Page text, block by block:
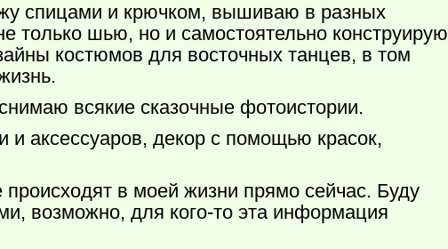
спицами и крючком, вышиваю в разных
только шью, но и самостоятельно конструирую
костюмов для восточных танцев, в том
всякие сказочные фотоистории.
аксессуаров, декор с помощью красок,
в моей жизни прямо сейчас. Буду
возможно, для кого-то эта информация